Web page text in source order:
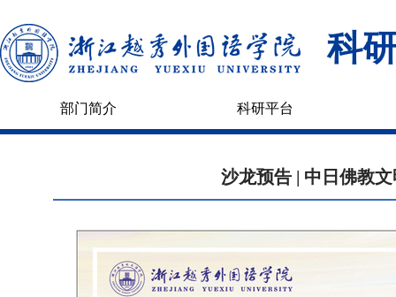
科
部门简介 科研平台
沙龙预告 | 中日佛教